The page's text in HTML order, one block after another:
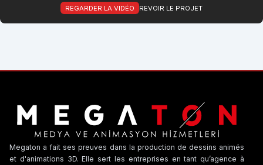
REGARDER LA VIDÉO REVOIR LE PROJET
Megaton a fait ses preuves dans la production de dessins animés
et d'animations 3D. Elle sert les entreprises en tant qu’agence à